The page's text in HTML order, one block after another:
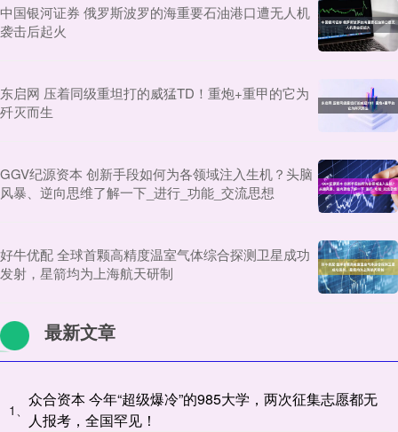
中国银河证券 俄罗斯波罗的海重要石油港口遭无人机
袭击后起火
东启网 压着同级重坦打的威猛TD！重炮+重甲的它为
歼灭而生
GGV纪源资本 创新手段如何为各领域注入生机？头脑
风暴、逆向思维了解一下_进行_功能_交流思想
好牛优配 全球首颗高精度温室气体综合探测卫星成功
发射，星箭均为上海航天研制
最新文章
1、
众合资本 今年“超级爆冷”的985大学，两次征集志愿都无
人报考，全国罕见！